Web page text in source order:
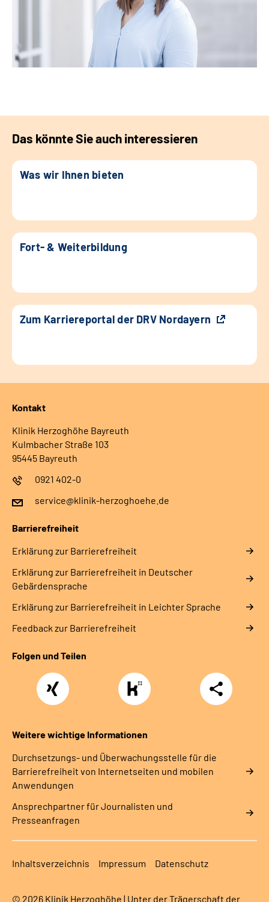
Das könnte Sie auch interessieren
Was wir Ihnen bieten
Fort- & Weiterbildung
Zum Karriereportal der DRV Nordayern
Kontakt
Klinik Herzoghöhe Bayreuth
Kulmbacher Straße 103
95445 Bayreuth
0921 402-0
service@klinik-herzoghoehe.de
Barrierefreiheit
Erklärung zur Barrierefreiheit
Erklärung zur Barrierefreiheit in Deutscher
Gebärdensprache
Erklärung zur Barrierefreiheit in Leichter Sprache
Feedback zur Barrierefreiheit
Folgen und Teilen
Xing
https://www.kununu.com/de/deutsche-
rentenversicherung-
nordbayern6
Teilen
Weitere wichtige Informationen
Durchsetzungs- und Überwachungsstelle für die
Barrierefreiheit von Internetseiten und mobilen
Anwendungen
Ansprechpartner für Journalisten und
Presseanfragen
Inhaltsverzeichnis Impressum Datenschutz
© 2026 Klinik Herzoghöhe | Unter der Trägerschaft der